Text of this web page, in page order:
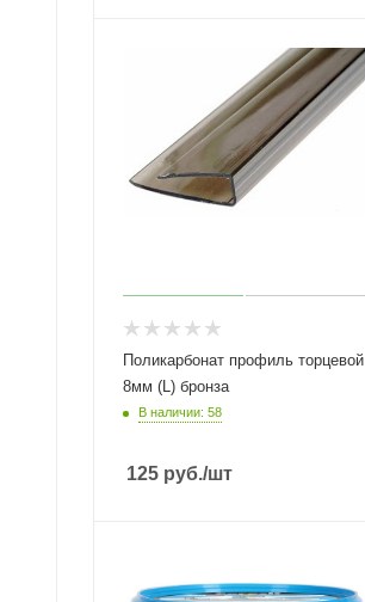
Поликарбонат профиль торцевой
8мм (L) бронза
В наличии: 58
125 руб./шт